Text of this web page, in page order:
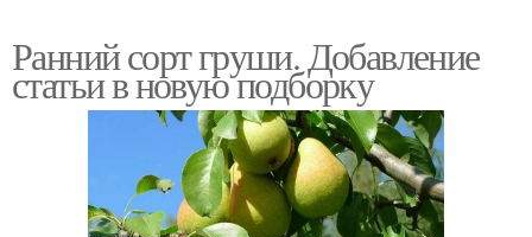
Ранний сорт груши. Добавление
статьи в новую подборку